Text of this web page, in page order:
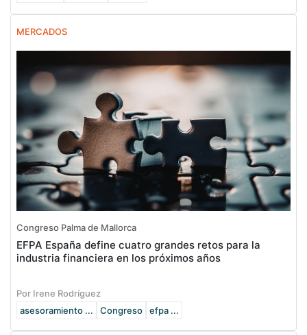
MERCADOS
Congreso Palma de Mallorca
EFPA España define cuatro grandes retos para la
industria financiera en los próximos años
Por Irene Rodríguez
asesoramiento ...
Congreso efpa ...